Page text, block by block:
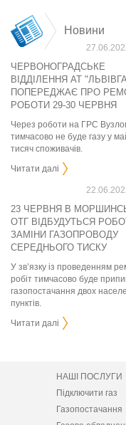
Новини
ЧЕРВОНОГРАДСЬКЕ
ВІДДІЛЕННЯ АТ
ПОПЕРЕДЖАЄ ПРО
РОБОТИ 29-30 ЧЕРВНЯ
Через роботи на ГРС
тимчасово не буде газу у
тисяч споживачів.
Читати далі
23 ЧЕРВНЯ В
ОТГ ВІДБУДУТЬСЯ
ЗАМІНИ ГАЗОПРОВОДУ
СЕРЕДНЬОГО ТИСКУ
У зв’язку із проведенням
робіт тимчасово буде
газопостачання двох
пунктів.
Читати далі
НАШІ ПОСЛУГИ
Підключити газ
Газопостачання